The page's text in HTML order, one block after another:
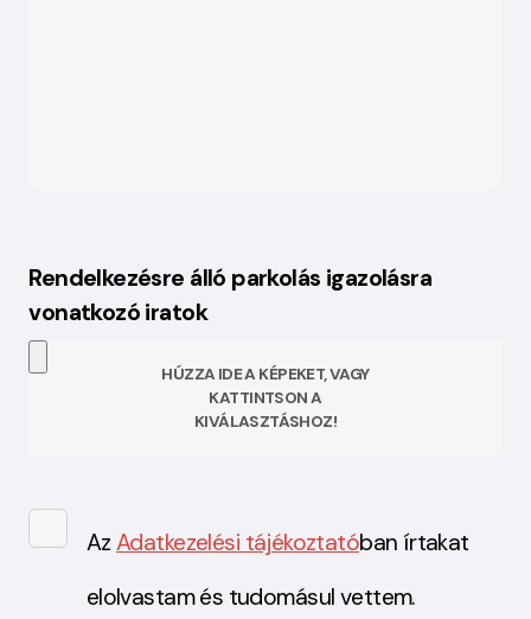
Rendelkezésre álló parkolás igazolásra
vonatkozó iratok
HÚZZA IDE A KÉPEKET, VAGY
KATTINTSON A
KIVÁLASZTÁSHOZ!
AzAdatkezelési tájékoztatóban írtakat
elolvastam és tudomásul vettem.